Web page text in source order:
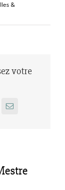
&
votre
Email